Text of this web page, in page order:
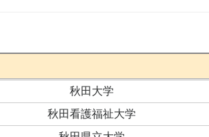
秋田大学
秋田看護福祉大学